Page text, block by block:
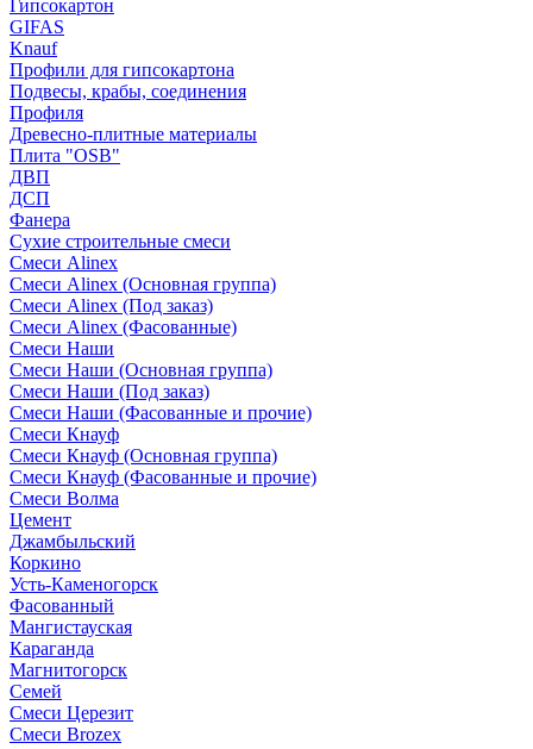
Гипсокартон
GIFAS
Knauf
Профили для гипсокартона
Подвесы, крабы, соединения
Профиля
Древесно-плитные материалы
Плита "OSB"
ДВП
ДСП
Фанера
Сухие строительные смеси
Смеси Alinex
Смеси Alinex (Основная группа)
Смеси Alinex (Под заказ)
Смеси Alinex (Фасованные)
Смеси Наши
Смеси Наши (Основная группа)
Смеси Наши (Под заказ)
Смеси Наши (Фасованные и прочие)
Смеси Кнауф
Смеси Кнауф (Основная группа)
Смеси Кнауф (Фасованные и прочие)
Смеси Волма
Цемент
Джамбыльский
Коркино
Усть-Каменогорск
Фасованный
Мангистауская
Караганда
Магнитогорск
Семей
Смеси Церезит
Смеси Brozex